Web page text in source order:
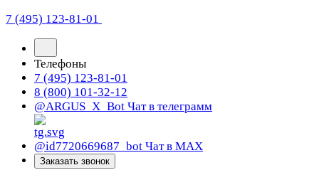
7 (495) 123-81-01
Телефоны
7 (495) 123-81-01
8 (800) 101-32-12
@ARGUS_X_Bot Чат в телеграмм
@id7720669687_bot Чат в МАХ
Заказать звонок